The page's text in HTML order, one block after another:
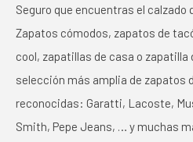
Seguro que encuentras el calzado
Zapatos cómodos, zapatos de
cool, zapatillas de casa o zapatilla
selección más amplia de zapatos
reconocidas: Garatti, Lacoste,
Smith, Pepe Jeans, … y muchas